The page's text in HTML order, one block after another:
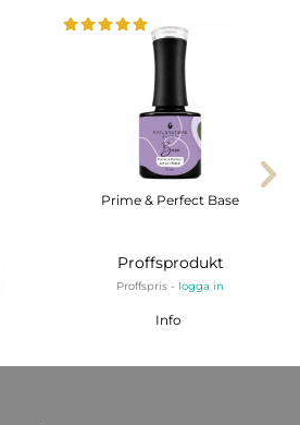
Prime & Perfect Base
Proffsprodukt
Proffspris - logga in
Info